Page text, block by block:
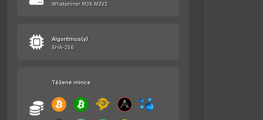
Whatsminer M3X M3V2
Algoritmus(y)
SHA-256
Těžené mince